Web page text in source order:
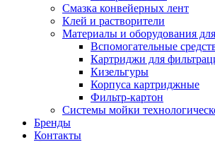
Cмазка конвейерных лент
Клей и растворители
Материалы и оборудования
Вспомогательные
Картриджи для
Кизельгуры
Корпуса картриджные
Фильтр-картон
Системы мойки
Бренды
Контакты